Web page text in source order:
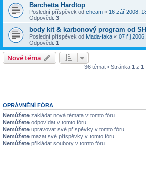
Barchetta Hardtop
Poslední příspěvek od cheam « 16 zář 2008,
Odpovědi: 3
body kit & karbonový program od
Poslední příspěvek od Mada-faka « 07 říj
Odpovědi: 1
Nové téma
36 témat • Stránka 1 z 1
OPRÁVNĚNÍ FÓRA
Nemůžete zakládat nová témata v tomto fóru
Nemůžete odpovídat v tomto fóru
Nemůžete upravovat své příspěvky v tomto fóru
Nemůžete mazat své příspěvky v tomto fóru
Nemůžete přikládat soubory v tomto fóru